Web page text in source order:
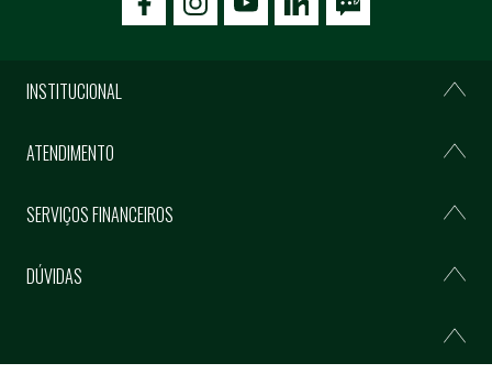
icon-facebookicon-social02icon-social03
INSTITUCIONAL
ATENDIMENTO
SERVIÇOS FINANCEIROS
DÚVIDAS